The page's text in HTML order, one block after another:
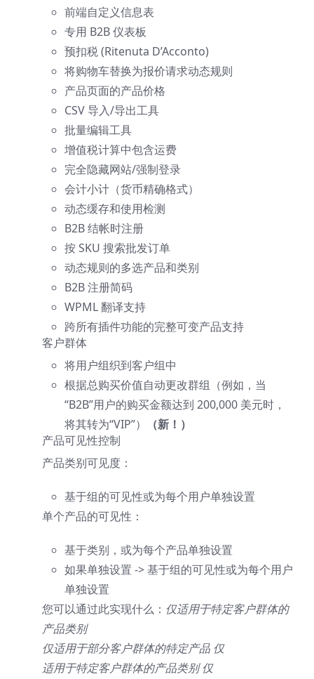
前端自定义信息表
专用 B2B 仪表板
预扣税 (Ritenuta D’Acconto)
将购物车替换为报价请求动态规则
产品页面的产品价格
CSV 导入/导出工具
批量编辑工具
增值税计算中包含运费
完全隐藏网站/强制登录
会计小计（货币精确格式）
动态缓存和使用检测
B2B 结帐时注册
按 SKU 搜索批发订单
动态规则的多选产品和类别
B2B 注册简码
WPML 翻译支持
跨所有插件功能的完整可变产品支持
客户群体
将用户组织到客户组中
根据总购买价值自动更改群组（例如，当
“B2B”用户的购买金额达到 200,000 美元时，
将其转为“VIP”）
（新！）
产品可见性控制
产品类别可见度：
基于组的可见性或为每个用户单独设置
单个产品的可见性：
基于类别，或为每个产品单独设置
如果单独设置 -> 基于组的可见性或为每个用户
单独设置
您可以通过此实现什么： 仅适用于特定客户群体的
产品类别
仅适用于部分客户群体的特定产品 仅
适用于特定客户群体的产品类别 仅